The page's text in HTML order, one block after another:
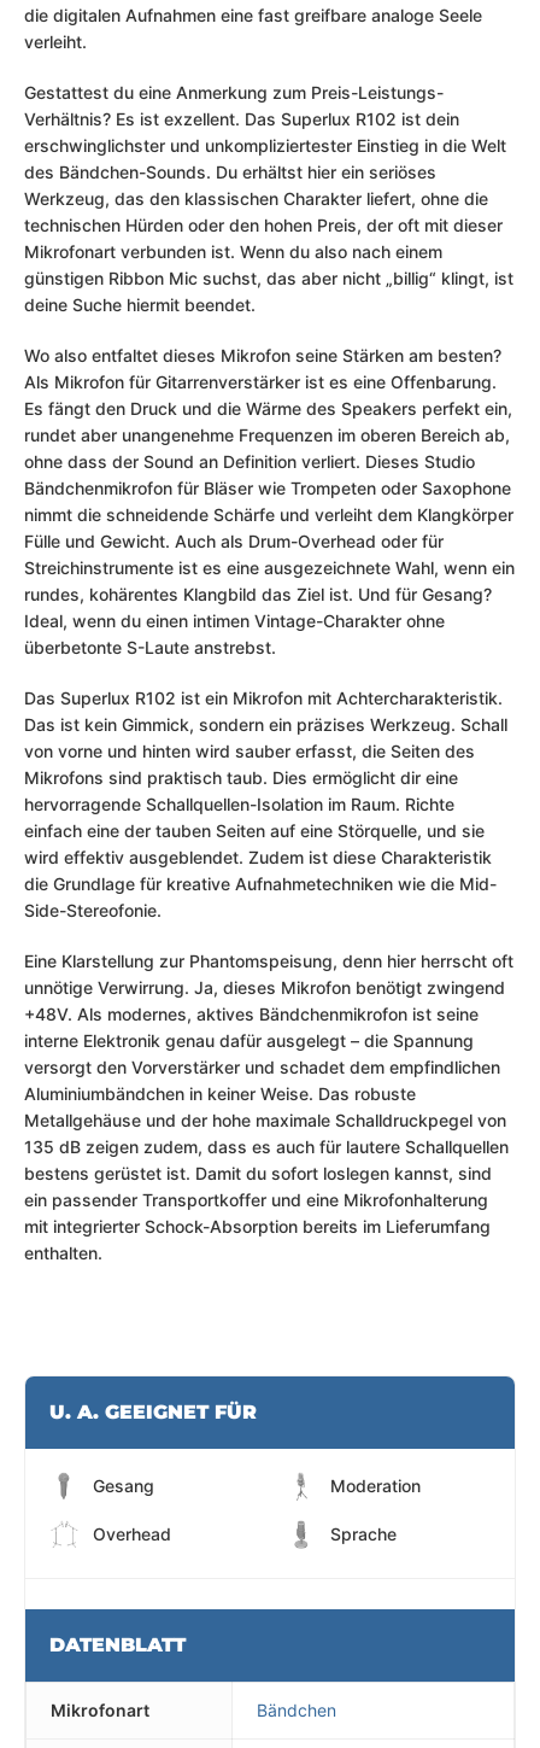
die digitalen Aufnahmen eine fast greifbare analoge Seele
verleiht.
Gestattest du eine Anmerkung zum Preis-Leistungs-
Verhältnis? Es ist exzellent. Das Superlux R102 ist dein
erschwinglichster und unkompliziertester Einstieg in die Welt
des Bändchen-Sounds. Du erhältst hier ein seriöses
Werkzeug, das den klassischen Charakter liefert, ohne die
technischen Hürden oder den hohen Preis, der oft mit dieser
Mikrofonart verbunden ist. Wenn du also nach einem
günstigen Ribbon Mic suchst, das aber nicht „billig“ klingt, ist
deine Suche hiermit beendet.
Wo also entfaltet dieses Mikrofon seine Stärken am besten?
Als Mikrofon für Gitarrenverstärker ist es eine Offenbarung.
Es fängt den Druck und die Wärme des Speakers perfekt ein,
rundet aber unangenehme Frequenzen im oberen Bereich ab,
ohne dass der Sound an Definition verliert. Dieses Studio
Bändchenmikrofon für Bläser wie Trompeten oder Saxophone
nimmt die schneidende Schärfe und verleiht dem Klangkörper
Fülle und Gewicht. Auch als Drum-Overhead oder für
Streichinstrumente ist es eine ausgezeichnete Wahl, wenn ein
rundes, kohärentes Klangbild das Ziel ist. Und für Gesang?
Ideal, wenn du einen intimen Vintage-Charakter ohne
überbetonte S-Laute anstrebst.
Das Superlux R102 ist ein Mikrofon mit Achtercharakteristik.
Das ist kein Gimmick, sondern ein präzises Werkzeug. Schall
von vorne und hinten wird sauber erfasst, die Seiten des
Mikrofons sind praktisch taub. Dies ermöglicht dir eine
hervorragende Schallquellen-Isolation im Raum. Richte
einfach eine der tauben Seiten auf eine Störquelle, und sie
wird effektiv ausgeblendet. Zudem ist diese Charakteristik
die Grundlage für kreative Aufnahmetechniken wie die Mid-
Side-Stereofonie.
Eine Klarstellung zur Phantomspeisung, denn hier herrscht oft
unnötige Verwirrung. Ja, dieses Mikrofon benötigt zwingend
+48V. Als modernes, aktives Bändchenmikrofon ist seine
interne Elektronik genau dafür ausgelegt – die Spannung
versorgt den Vorverstärker und schadet dem empfindlichen
Aluminiumbändchen in keiner Weise. Das robuste
Metallgehäuse und der hohe maximale Schalldruckpegel von
135 dB zeigen zudem, dass es auch für lautere Schallquellen
bestens gerüstet ist. Damit du sofort loslegen kannst, sind
ein passender Transportkoffer und eine Mikrofonhalterung
mit integrierter Schock-Absorption bereits im Lieferumfang
enthalten.
U. A. GEEIGNET FÜR
Gesang Moderation
Overhead Sprache
DATENBLATT
Mikrofonart Bändchen